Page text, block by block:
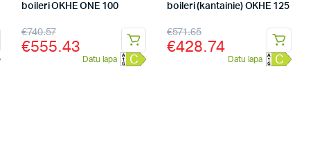
boileri OKHE ONE 100
€740.57
€555.43
Datu lapa C
boileri (kantainie) OKHE 125
€571.65
€428.74
Datu lapa C